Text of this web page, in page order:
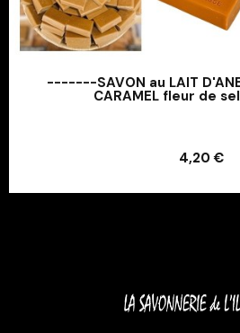
-------SAVON au LAIT
CARAMEL fleur de
4,20 €
Ajouter au